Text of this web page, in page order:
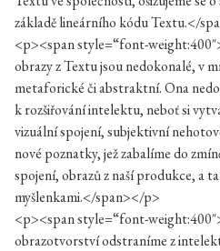
základě lineárního kódu Textu.</
<p><span style=“font-
obrazy z Textu jsou nedokonalé, v
metaforické či abstraktní. Ona
k rozšiřování intelektu, neboť si
vizuální spojení, subjektivní
nové poznatky, jež zabalíme do
spojení, obrazů z naší produkce, a
myšlenkami.</span></p>
<p><span style=“font-
obrazotvorství odstraníme z